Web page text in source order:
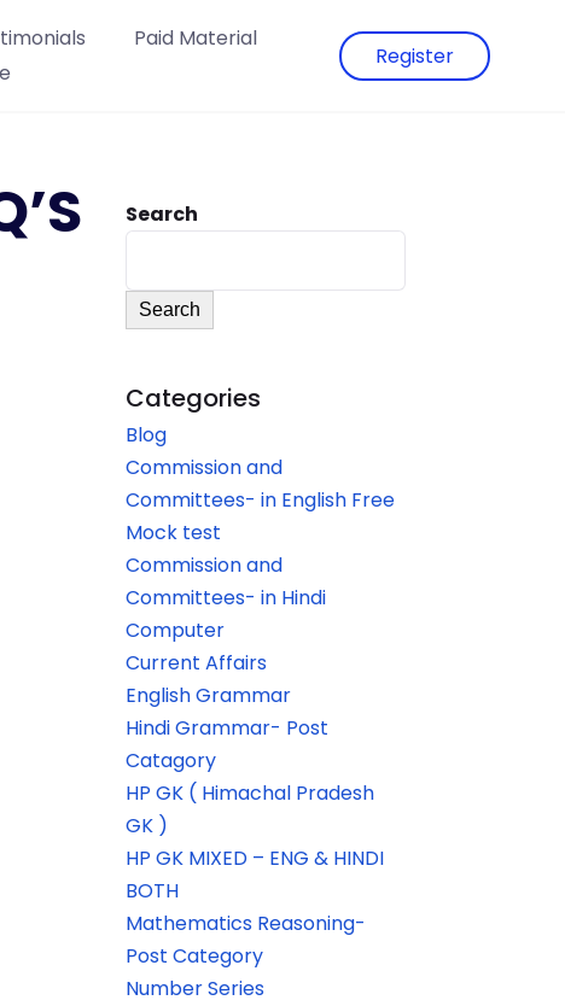
Paid Material
Register
Search
Search
Categories
Blog
Commission and
Committees- in English Free
Mock test
Commission and
Committees- in Hindi
Computer
Current Affairs
English Grammar
Hindi Grammar- Post
Catagory
HP GK ( Himachal Pradesh
GK )
HP GK MIXED – ENG & HINDI
BOTH
Mathematics Reasoning-
Post Category
Number Series